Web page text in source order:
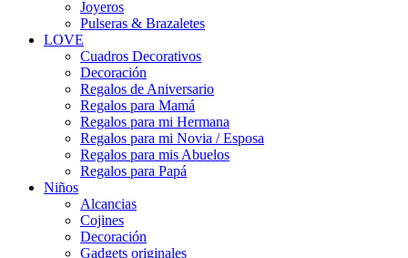
Joyeros
Pulseras & Brazaletes
LOVE
Cuadros Decorativos
Decoración
Regalos de Aniversario
Regalos para Mamá
Regalos para mi Hermana
Regalos para mi Novia / Esposa
Regalos para mis Abuelos
Regalos para Papá
Niños
Alcancias
Cojines
Decoración
Gadgets originales